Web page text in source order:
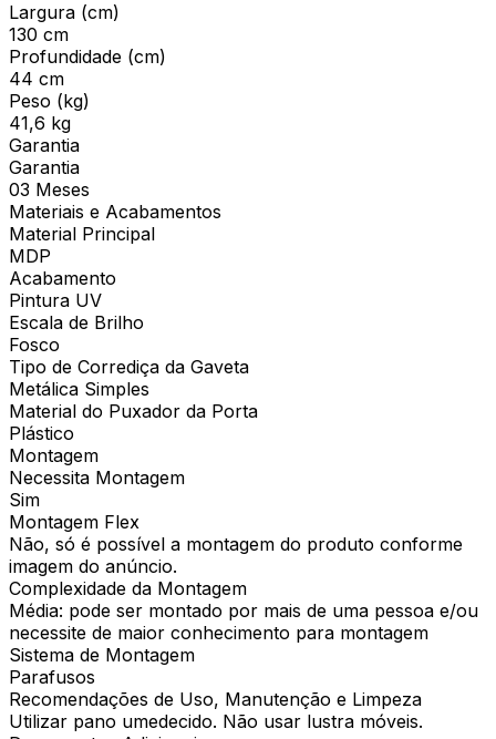
Largura (cm)
130 cm
Profundidade (cm)
44 cm
Peso (kg)
41,6 kg
Garantia
Garantia
03 Meses
Materiais e Acabamentos
Material Principal
MDP
Acabamento
Pintura UV
Escala de Brilho
Fosco
Tipo de Corrediça da Gaveta
Metálica Simples
Material do Puxador da Porta
Plástico
Montagem
Necessita Montagem
Sim
Montagem Flex
Não, só é possível a montagem do produto conforme
imagem do anúncio.
Complexidade da Montagem
Média: pode ser montado por mais de uma pessoa e/ou
necessite de maior conhecimento para montagem
Sistema de Montagem
Parafusos
Recomendações de Uso, Manutenção e Limpeza
Utilizar pano umedecido. Não usar lustra móveis.